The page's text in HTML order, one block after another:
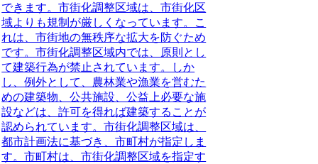
できます。市街化調整区域は、市街化区
域よりも規制が厳しくなっています。こ
れは、市街地の無秩序な拡大を防ぐため
です。市街化調整区域内では、原則とし
て建築行為が禁止されています。しか
し、例外として、農林業や漁業を営むた
めの建築物、公共施設、公益上必要な施
設などは、許可を得れば建築することが
認められています。市街化調整区域は、
都市計画法に基づき、市町村が指定しま
す。市町村は、市街化調整区域を指定す